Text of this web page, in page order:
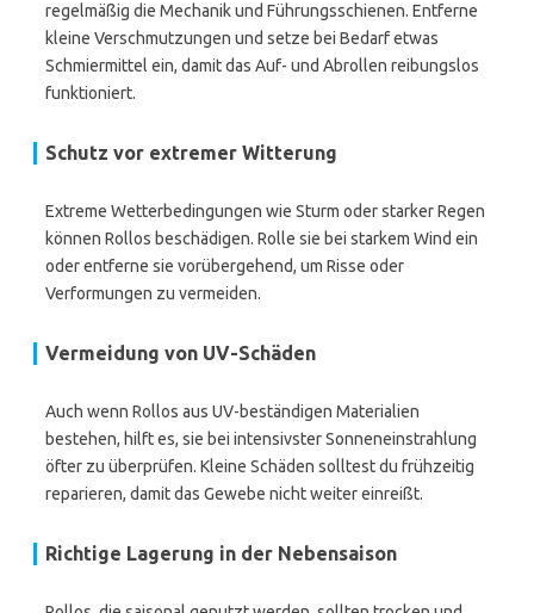
regelmäßig die Mechanik und Führungsschienen. Entferne
kleine Verschmutzungen und setze bei Bedarf etwas
Schmiermittel ein, damit das Auf- und Abrollen reibungslos
funktioniert.
Schutz vor extremer Witterung
Extreme Wetterbedingungen wie Sturm oder starker Regen
können Rollos beschädigen. Rolle sie bei starkem Wind ein
oder entferne sie vorübergehend, um Risse oder
Verformungen zu vermeiden.
Vermeidung von UV-Schäden
Auch wenn Rollos aus UV-beständigen Materialien
bestehen, hilft es, sie bei intensivster Sonneneinstrahlung
öfter zu überprüfen. Kleine Schäden solltest du frühzeitig
reparieren, damit das Gewebe nicht weiter einreißt.
Richtige Lagerung in der Nebensaison